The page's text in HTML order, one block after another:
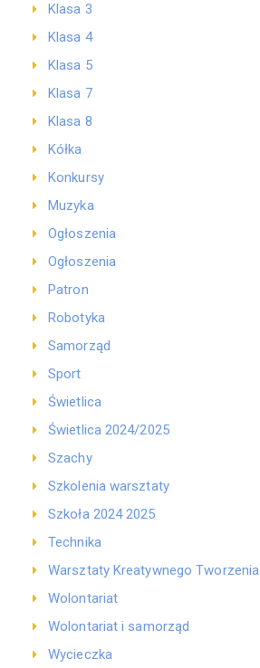
Klasa 3
Klasa 4
Klasa 5
Klasa 7
Klasa 8
Kółka
Konkursy
Muzyka
Ogłoszenia
Ogłoszenia
Patron
Robotyka
Samorząd
Sport
Świetlica
Świetlica 2024/2025
Szachy
Szkolenia warsztaty
Szkoła 2024 2025
Technika
Warsztaty Kreatywnego Tworzenia
Wolontariat
Wolontariat i samorząd
Wycieczka